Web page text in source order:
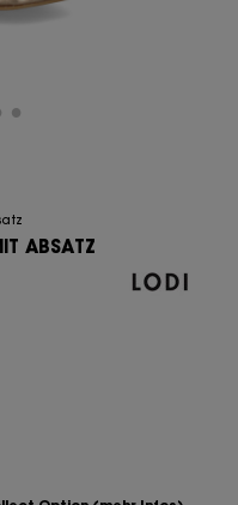
ABSATZ